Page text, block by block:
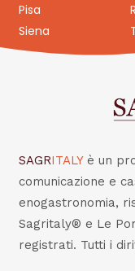
Pisa
Siena
SAGRITALY è un
comunicazione e
enogastronomia,
Sagritaly® e Le
registrati. Tutti i